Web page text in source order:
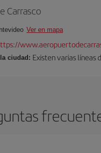
Carrasco
Ver en mapa
ciudad: Existen varias líneas